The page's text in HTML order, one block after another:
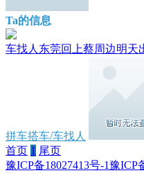
Ta的信息
车找人东莞回上蔡周边明天
拼车搭车/车找人
首页 1 尾页
豫ICP备18027413号-1豫ICP